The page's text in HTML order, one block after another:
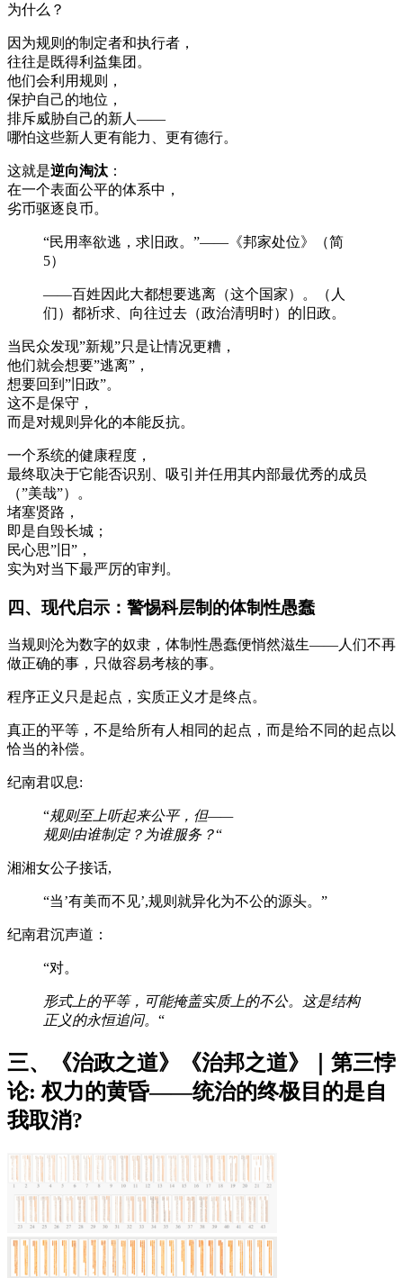
为什么？
因为规则的制定者和执行者，
往往是既得利益集团。
他们会利用规则，
保护自己的地位，
排斥威胁自己的新人——
哪怕这些新人更有能力、更有德行。
这就是逆向淘汰 ：
在一个表面公平的体系中，
劣币驱逐良币。
“民用率欲逃，求旧政。”——《邦家处位》（简
5）
——百姓因此大都想要逃离（这个国家）。（人
们）都祈求、向往过去（政治清明时）的旧政。
当民众发现”新规”只是让情况更糟，
他们就会想要”逃离”，
想要回到”旧政”。
这不是保守，
而是对规则异化的本能反抗。
一个系统的健康程度，
最终取决于它能否识别、吸引并任用其内部最优秀的成员
（”美哉”）。
堵塞贤路，
即是自毁长城；
民心思”旧”，
实为对当下最严厉的审判。
四、现代启示：警惕科层制的体制性愚蠢
当规则沦为数字的奴隶，体制性愚蠢便悄然滋生——人们不再
做正确的事，只做容易考核的事。
程序正义只是起点，实质正义才是终点。
真正的平等，不是给所有人相同的起点，而是给不同的起点以
恰当的补偿。
纪南君叹息:
“规则至上听起来公平，但——
规则由谁制定？为谁服务？“
湘湘女公子接话,
“当’有美而不见’,规则就异化为不公的源头。”
纪南君沉声道：
“对。
形式上的平等，可能掩盖实质上的不公。这是结构
正义的永恒追问。 “
三、《治政之道》《治邦之道》｜第三悖
论: 权力的黄昏——统治的终极目的是自
我取消?